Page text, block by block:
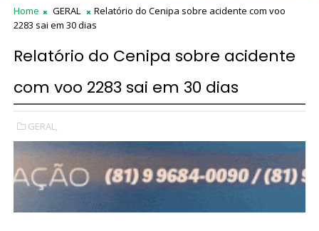
Home GERAL
Relatório do Cenipa sobre acidente com voo
2283 sai em 30 dias
Relatório do Cenipa sobre acidente
com voo 2283 sai em 30 dias
GERAL,